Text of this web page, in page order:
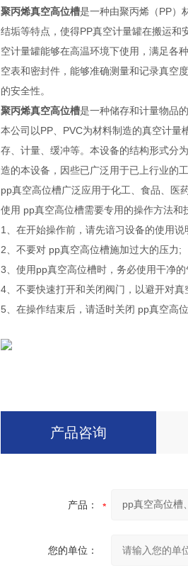
聚丙烯真空高位槽是一种由聚丙烯（PP）
结垢等特点，使得PP真空计量罐在搬运和
空计量罐能够在高温环境下使用，满足各
空表和密封件，能够准确测量和记录真空
的安全性。
聚丙烯真空高位槽是一种储存和计量物品
本公司以PP、PVC为材料制造的真空计
存、计量、缓冲等。本设备的结构形式分
造的本设备，因些已广泛用于已上行业的工
pp真空高位槽广泛应用于化工、食品、医
使用 pp真空高位槽需要专用的操作方法
1、在开始操作前，请先谙习设备的使用
2、不要对 pp真空高位槽施加过大的压力;
3、使用pp真空高位槽时，务必使用干净的
4、不要快速打开和关闭阀门，以避开对
5、在操作结束后，请适时关闭 pp真空高位
产品咨询
产品：
您的单位：